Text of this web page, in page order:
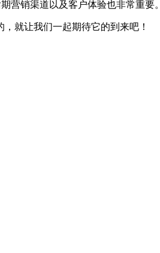
营销渠道以及客户体验也非常重要。
就让我们一起期待它的到来吧！